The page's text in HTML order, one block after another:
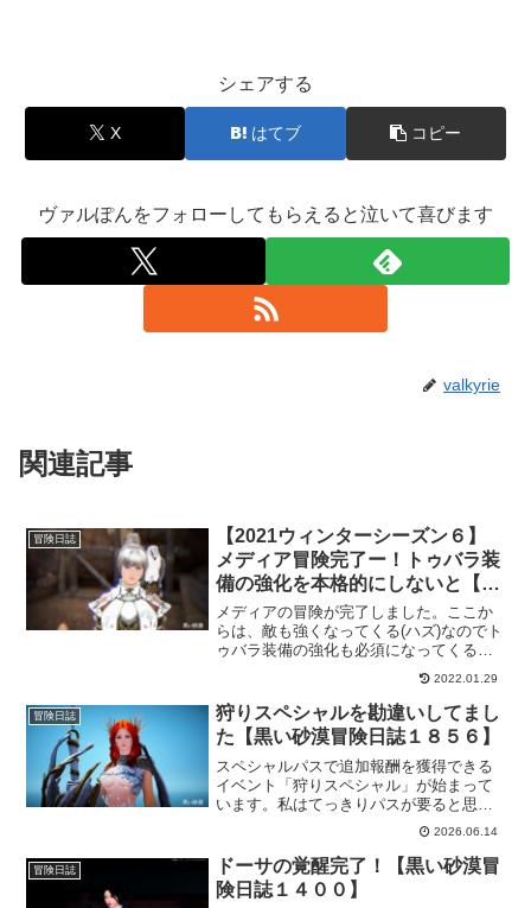
シェアする
X はてブ コピー
ヴァルぽんをフォローしてもらえると泣いて喜びます
valkyrie
関連記事
冒険日誌
【2021ウィンターシーズン６】
メディア冒険完了ー！トゥバラ装
備の強化を本格的にしないと【黒
い砂漠冒険日誌７４２】
メディアの冒険が完了しました。ここか
らは、敵も強くなってくる(ハズ)なのでト
ゥバラ装備の強化も必須になってくるこ
とでしょう。狩場毎の報酬も確実に取っ
ていってしっかりと装備を固めていかな
いと。首都バレンシアに行く頃には、そ
れなりに強くなってるといいなー。
2022.01.29
冒険日誌
狩りスペシャルを勘違いしてまし
た【黒い砂漠冒険日誌１８５６】
スペシャルパスで追加報酬を獲得できる
イベント「狩りスペシャル」が始まって
います。私はてっきりパスが要ると思っ
て完全に勘違いしてました。ちゃんと読
めば理解できるに、読まない子になって
ました。イベントの内容を理解したので
狩りをちょっとだけ頑張ります！
2026.06.14
冒険日誌
ドーサの覚醒完了！【黒い砂漠冒
険日誌１４００】